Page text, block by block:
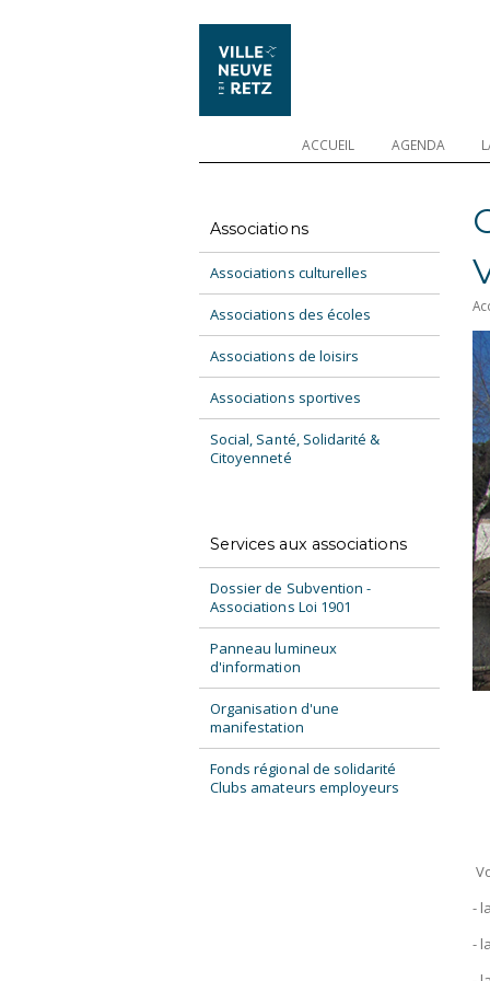
ACCUEIL AGENDA
Associations
Associations culturelles
Associations des écoles
Associations de loisirs
Associations sportives
Social, Santé, Solidarité &
Citoyenneté
Services aux associations
Dossier de Subvention -
Associations Loi 1901
Panneau lumineux
d'information
Organisation d'une
manifestation
Fonds régional de solidarité
Clubs amateurs employeurs
-
-